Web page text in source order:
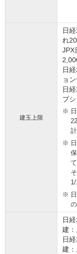
建玉上限
日
れ
JPX
日
ョン
日
プシ
日
建
日
建